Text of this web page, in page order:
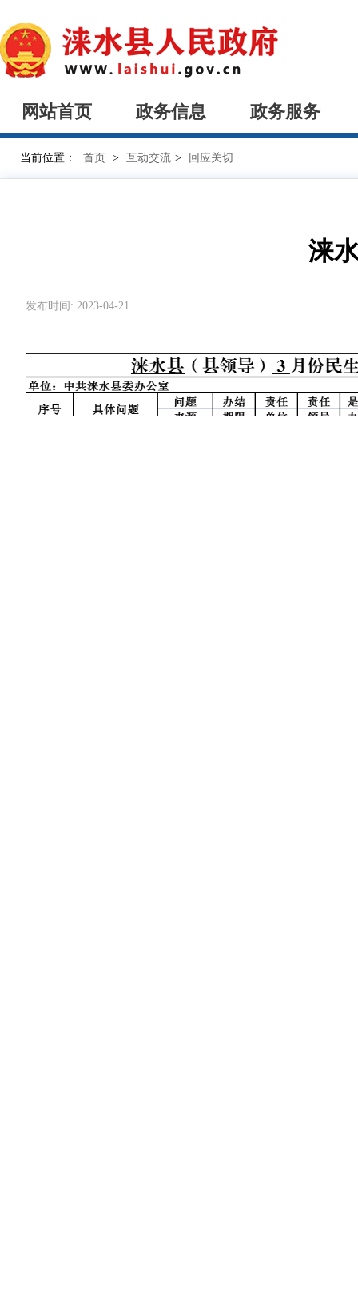
网站首页 政务信息 政务服务
当前位置： 首页 > 互动交流 > 回应关切
涞
发布时间: 2023-04-21